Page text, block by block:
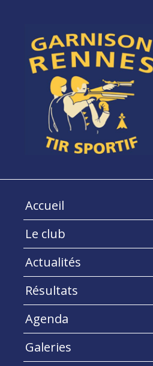
Accueil
Le club
Actualités
Résultats
Agenda
Galeries